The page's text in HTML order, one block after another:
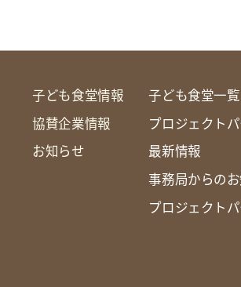
子ども食堂情報
子ども食堂一覧
協賛企業情報
プロジェクト
お知らせ
最新情報
事務局からの
プロジェクト